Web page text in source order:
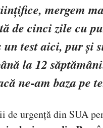
mergem
de cinci zile cu
test aici, pur și
la 12
ne-am baza pe
de urgență din SUA